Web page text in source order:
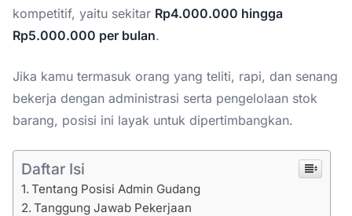
kompetitif, yaitu sekitar Rp4.000.000 hingga
Rp5.000.000 per bulan.
Jika kamu termasuk orang yang teliti, rapi, dan senang
bekerja dengan administrasi serta pengelolaan stok
barang, posisi ini layak untuk dipertimbangkan.
Daftar Isi
Tentang Posisi Admin Gudang
Tanggung Jawab Pekerjaan